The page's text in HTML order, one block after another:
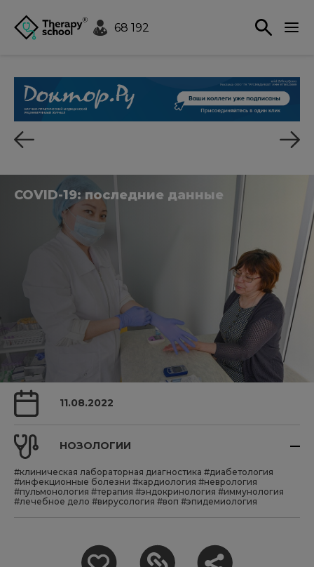
68 192
COVID-19: последние данные
11.08.2022
НОЗОЛОГИИ
#клиническая лабораторная диагностика #диабетология
#инфекционные болезни #кардиология #неврология
#пульмонология #терапия #эндокринология #иммунология
#лечебное дело #вирусология #воп #эпидемиология